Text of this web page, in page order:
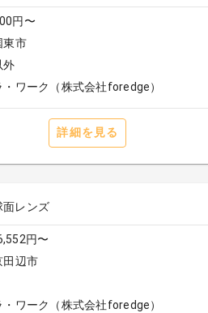
円〜
東市
外
・ワーク（株式会社foredge）
詳細を見る
面レンズ
円〜
田辺市
・ワーク（株式会社foredge）